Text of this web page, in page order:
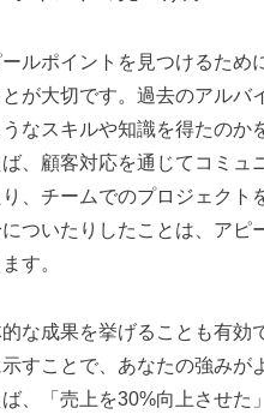
ルポイントを見つけるため
が大切です。過去のアルバ
なスキルや知識を得たのか
ば、顧客対応を通じてコミュ
、チームでのプロジェクト
ついたりしたことは、アピ
す。
的な成果を挙げることも有効
すことで、あなたの強みが
、「売上を30%向上させた